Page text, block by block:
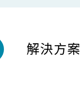
解決方案